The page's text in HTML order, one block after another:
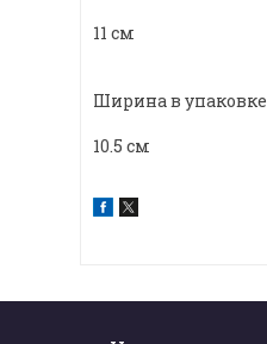
11 см
Ширина в упаковке
10.5 см